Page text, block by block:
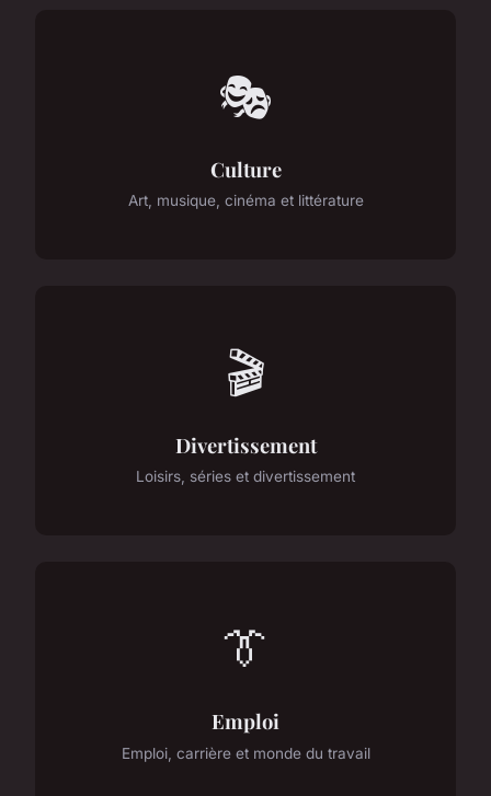
🎭
Culture
Art, musique, cinéma et littérature
🎬
Divertissement
Loisirs, séries et divertissement
👔
Emploi
Emploi, carrière et monde du travail